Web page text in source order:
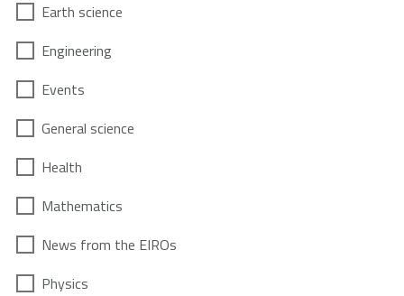
Earth science
Engineering
Events
General science
Health
Mathematics
News from the EIROs
Physics